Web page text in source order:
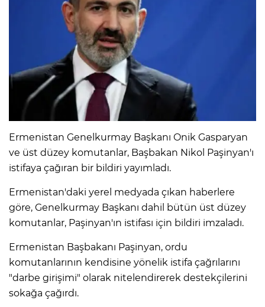
Ermenistan Genelkurmay Başkanı Onik Gasparyan
ve üst düzey komutanlar, Başbakan Nikol Paşinyan'ı
istifaya çağıran bir bildiri yayımladı.
Ermenistan'daki yerel medyada çıkan haberlere
göre, Genelkurmay Başkanı dahil bütün üst düzey
komutanlar, Paşinyan'ın istifası için bildiri imzaladı.
Ermenistan Başbakanı Paşinyan, ordu
komutanlarının kendisine yönelik istifa çağrılarını
"darbe girişimi" olarak nitelendirerek destekçilerini
sokağa çağırdı.